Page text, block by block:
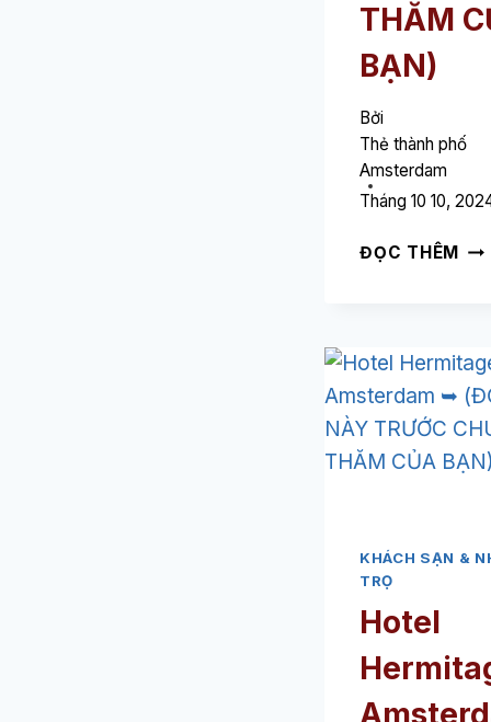
THĂM
BẠN)
Bởi
Thẻ thành phố
Amsterdam
Tháng 10 10,
ĐỌC THÊM
CÁI
NÀY
KHÁCH SẠN &
TRỌ
Hotel